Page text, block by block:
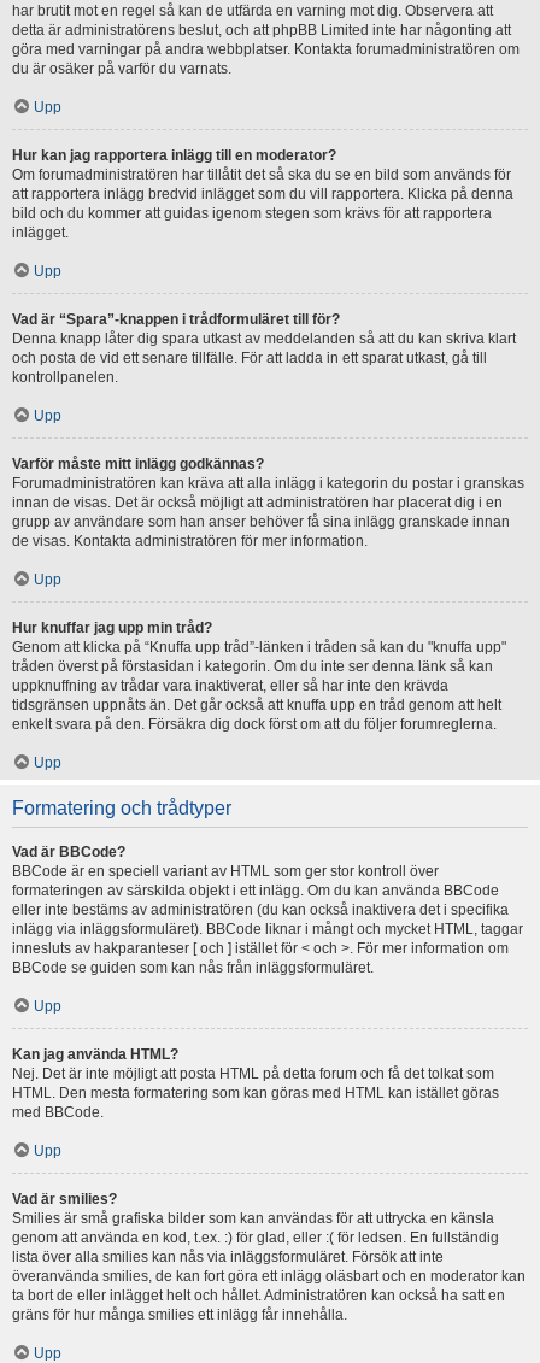
har brutit mot en regel så kan de utfärda en varning mot dig. Observera att
detta är administratörens beslut, och att phpBB Limited inte har någonting att
göra med varningar på andra webbplatser. Kontakta forumadministratören om
du är osäker på varför du varnats.
Upp
Hur kan jag rapportera inlägg till en moderator?
Om forumadministratören har tillåtit det så ska du se en bild som används för
att rapportera inlägg bredvid inlägget som du vill rapportera. Klicka på denna
bild och du kommer att guidas igenom stegen som krävs för att rapportera
inlägget.
Upp
Vad är “Spara”-knappen i trådformuläret till för?
Denna knapp låter dig spara utkast av meddelanden så att du kan skriva klart
och posta de vid ett senare tillfälle. För att ladda in ett sparat utkast, gå till
kontrollpanelen.
Upp
Varför måste mitt inlägg godkännas?
Forumadministratören kan kräva att alla inlägg i kategorin du postar i granskas
innan de visas. Det är också möjligt att administratören har placerat dig i en
grupp av användare som han anser behöver få sina inlägg granskade innan
de visas. Kontakta administratören för mer information.
Upp
Hur knuffar jag upp min tråd?
Genom att klicka på “Knuffa upp tråd”-länken i tråden så kan du "knuffa upp"
tråden överst på förstasidan i kategorin. Om du inte ser denna länk så kan
uppknuffning av trådar vara inaktiverat, eller så har inte den krävda
tidsgränsen uppnåts än. Det går också att knuffa upp en tråd genom att helt
enkelt svara på den. Försäkra dig dock först om att du följer forumreglerna.
Upp
Formatering och trådtyper
Vad är BBCode?
BBCode är en speciell variant av HTML som ger stor kontroll över
formateringen av särskilda objekt i ett inlägg. Om du kan använda BBCode
eller inte bestäms av administratören (du kan också inaktivera det i specifika
inlägg via inläggsformuläret). BBCode liknar i mångt och mycket HTML, taggar
innesluts av hakparanteser [ och ] istället för < och >. För mer information om
BBCode se guiden som kan nås från inläggsformuläret.
Upp
Kan jag använda HTML?
Nej. Det är inte möjligt att posta HTML på detta forum och få det tolkat som
HTML. Den mesta formatering som kan göras med HTML kan istället göras
med BBCode.
Upp
Vad är smilies?
Smilies är små grafiska bilder som kan användas för att uttrycka en känsla
genom att använda en kod, t.ex. :) för glad, eller :( för ledsen. En fullständig
lista över alla smilies kan nås via inläggsformuläret. Försök att inte
överanvända smilies, de kan fort göra ett inlägg oläsbart och en moderator kan
ta bort de eller inlägget helt och hållet. Administratören kan också ha satt en
gräns för hur många smilies ett inlägg får innehålla.
Upp